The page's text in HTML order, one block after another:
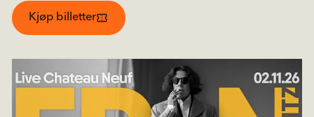
Kjøp billetter